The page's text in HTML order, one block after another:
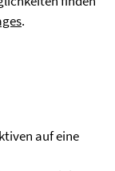
.
auf eine